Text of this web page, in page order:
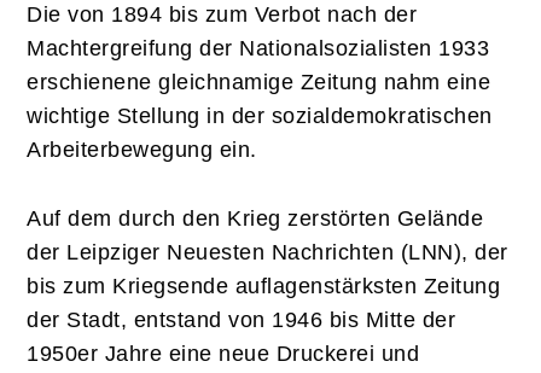
Die von 1894 bis zum Verbot nach der
Machtergreifung der Nationalsozialisten 1933
erschienene gleichnamige Zeitung nahm eine
wichtige Stellung in der sozialdemokratischen
Arbeiterbewegung ein.
Auf dem durch den Krieg zerstörten Gelände
der Leipziger Neuesten Nachrichten (LNN), der
bis zum Kriegsende auflagenstärksten Zeitung
der Stadt, entstand von 1946 bis Mitte der
1950er Jahre eine neue Druckerei und